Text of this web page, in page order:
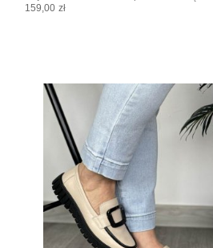
159,00 zł